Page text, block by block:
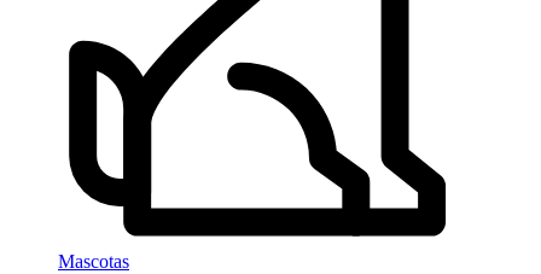
Mascotas